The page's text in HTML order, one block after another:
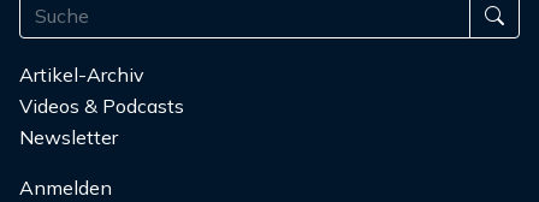
Artikel-Archiv
Videos & Podcasts
Newsletter
Anmelden